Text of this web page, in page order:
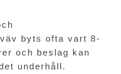
byts ofta vart 8-
och beslag kan
underhåll.